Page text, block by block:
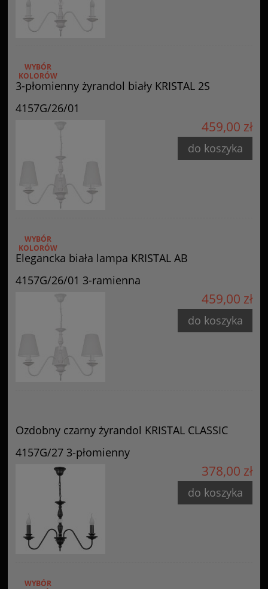
3-płomienny żyrandol biały KRISTAL 2S
4157G/26/01
WYBÓR
KOLORÓW
459,00 zł
do koszyka
Elegancka biała lampa KRISTAL AB
4157G/26/01 3-ramienna
WYBÓR
KOLORÓW
459,00 zł
do koszyka
Ozdobny czarny żyrandol KRISTAL CLASSIC
4157G/27 3-płomienny
378,00 zł
do koszyka
WYBÓR